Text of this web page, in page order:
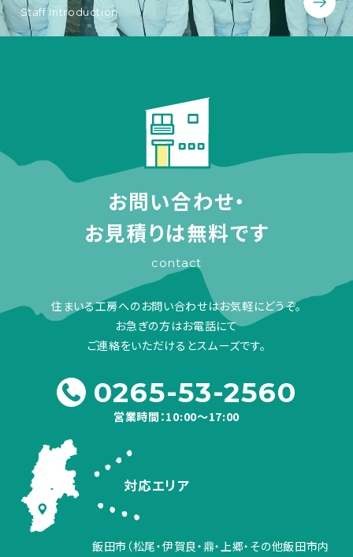
Staff introduction
お問い合わせ・
お見積りは無料です
contact
住まいる工房へのお問い合わせはお気軽にどうぞ。
お急ぎの方はお電話にて
ご連絡をいただけるとスムーズです。
0265-53-2560
営業時間：10:00～17:00
対応エリア
飯田市（松尾・伊賀良・鼎・上郷・その他飯田市内